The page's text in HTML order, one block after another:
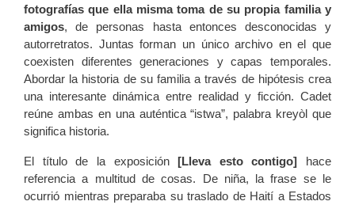
fotografías que ella misma toma de su propia familia y
amigos, de personas hasta entonces desconocidas y
autorretratos. Juntas forman un único archivo en el que
coexisten diferentes generaciones y capas temporales.
Abordar la historia de su familia a través de hipótesis crea
una interesante dinámica entre realidad y ficción. Cadet
reúne ambas en una auténtica “istwa”, palabra kreyòl que
significa historia.
El título de la exposición[Lleva esto contigo] hace
referencia a multitud de cosas. De niña, la frase se le
ocurrió mientras preparaba su traslado de Haití a Estados